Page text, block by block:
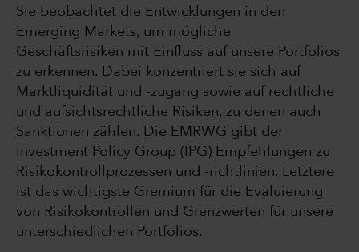
Sie beobachtet die Entwicklungen in den
Emerging Markets, um mögliche
Geschäftsrisiken mit Einfluss auf unsere Portfolios
zu erkennen. Dabei konzentriert sie sich auf
Marktliquidität und -zugang sowie auf rechtliche
und aufsichtsrechtliche Risiken, zu denen auch
Sanktionen zählen. Die EMRWG gibt der
Investment Policy Group (IPG) Empfehlungen zu
Risikokontrollprozessen und -richtlinien. Letztere
ist das wichtigste Gremium für die Evaluierung
von Risikokontrollen und Grenzwerten für unsere
unterschiedlichen Portfolios.